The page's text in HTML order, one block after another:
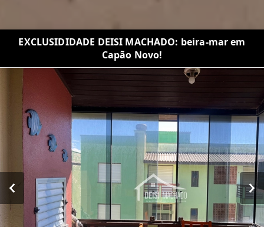
EXCLUSIDIDADE DEISI MACHADO: beira-mar em
Capão Novo!